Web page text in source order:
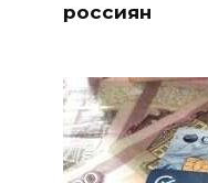
россиян